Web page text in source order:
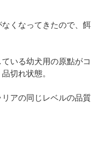
くなってきたので、餌
いる幼犬用の原點がコ
切れ状態。
アの同じレベルの品質